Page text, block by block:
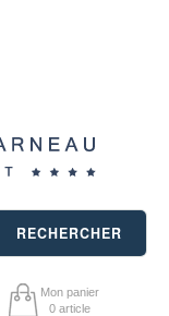
RECHERCHER
Mon panier
0 article